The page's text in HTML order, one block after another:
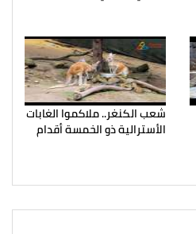
شعب الكنغر.. ملاكموا الغابات
الأسترالية ذو الخمسة أقدام